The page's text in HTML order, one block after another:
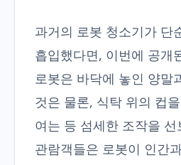
과거의 로봇 청소기가 단
흡입했다면, 이번에 공개
로봇은 바닥에 놓인 양말
것은 물론, 식탁 위의 컵
여는 등 섬세한 조작을 선
관람객들은 로봇이 인간